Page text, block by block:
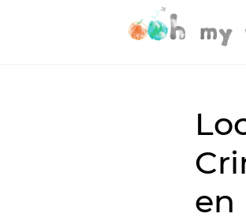
en